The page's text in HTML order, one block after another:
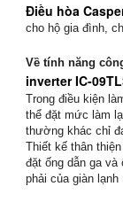
Điều hòa
cho hộ gia đình,
Về tính năng
inverter IC-
Trong điều kiện
thể đặt mức làm
thường khác chỉ
Thiết kế thân
đặt ống dẫn ga
phải của giàn lạnh .